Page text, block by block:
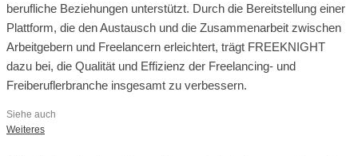
berufliche Beziehungen unterstützt. Durch die Bereitstellung einer
Plattform, die den Austausch und die Zusammenarbeit zwischen
Arbeitgebern und Freelancern erleichtert, trägt FREEKNIGHT
dazu bei, die Qualität und Effizienz der Freelancing- und
Freiberuflerbranche insgesamt zu verbessern.
Siehe auch
Weiteres